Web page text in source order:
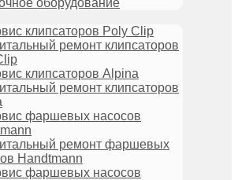
оборудование
клипсаторов Poly Clip
ремонт клипсаторов
клипсаторов Alpina
ремонт клипсаторов
фаршевых насосов
ремонт фаршевых
Handtmann
фаршевых насосов